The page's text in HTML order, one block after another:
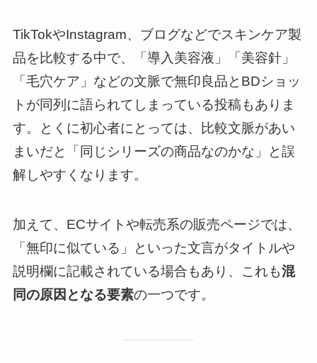
TikTokやInstagram、ブログなどでスキンケア製
品を比較する中で、「導入美容液」「美容針」
「毛穴ケア」などの文脈で無印良品とBDショッ
トが同列に語られてしまっている投稿もありま
す。とくに初心者にとっては、比較文脈があい
まいだと「同じシリーズの商品なのかな」と誤
解しやすくなります。
加えて、ECサイトや転売系の販売ページでは、
「無印に似ている」といった文言がタイトルや
説明欄に記載されている場合もあり、これも混
同の原因となる要素の一つです。